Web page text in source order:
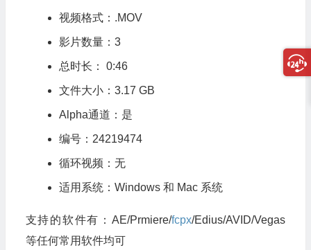
视频格式：.MOV
影片数量：3
总时长： 0:46
文件大小：3.17 GB
Alpha通道：是
编号：24219474
循环视频：无
适用系统：Windows 和 Mac 系统
支持的软件有：AE/Prmiere/fcpx/Edius/AVID/Vegas
等任何常用软件均可